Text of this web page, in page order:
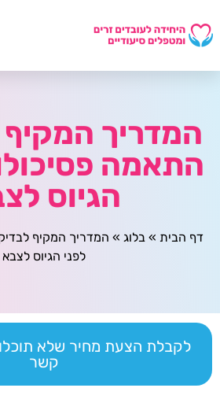
המדריך המקיף
התאמה
הגיוס
דף הבית »בלוג » המדריך המקיף
לפני הגיוס לצבא
לקבלת הצעת מחיר שלא תוכלו
קשר